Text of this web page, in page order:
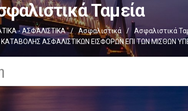
Ταμεία
- ΑΣΦΑΛΙΣΤΙΚΑ / Ασφαλιστικά / Ασφαλιστικά
ΑΣΦΑΛΙΣΤΙΚΩΝ ΕΙΣΦΟΡΩΝ ΕΠΙ ΤΩΝ ΜΙΣΘΩΝ